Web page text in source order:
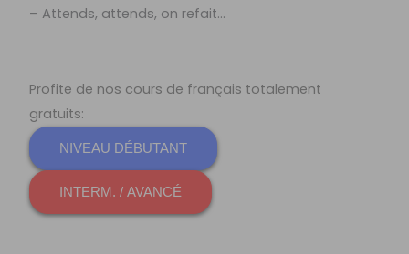
– Attends, attends, on refait…
Profite de nos cours de français totalement
gratuits:
NIVEAU DÉBUTANT
INTERM. / AVANCÉ